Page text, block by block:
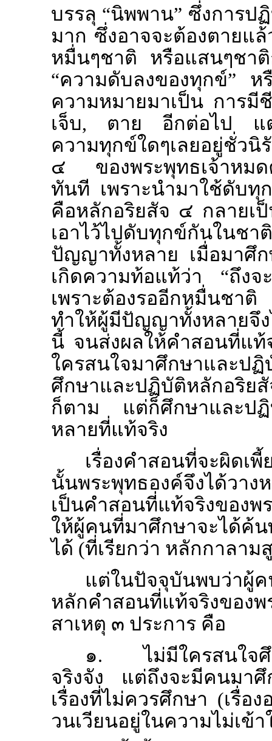
บรรลุ “นิพพาน” ซึ่งการป
มาก ซึ่งอาจจะต้องตายแ
หมื่นๆชาติ หรือแสนๆชา
“ความดับลงของทุกข์”
ความหมายมาเป็น การมี
เจ็บ, ตาย อีกต่อไป แต่
ความทุกข์ใดๆเลยอยู่ชั่ว
๔ ของพระพุทธเจ้าหมด
ทันที เพราะนำมาใช้ดับทุ
คือหลักอริยสัจ ๔ กลายเ
เอาไว้ไปดับทุกข์กันในช
ปัญญาทั้งหลาย เมื่อมาศึ
เกิดความท้อแท้ว่า “ถึงจ
เพราะต้องรออีกหมื่นชา
ทำให้ผู้มีปัญญาทั้งหลายจึ
นี้ จนส่งผลให้คำสอนที่แท้
ใครสนใจมาศึกษาและป
ศึกษาและปฏิบัติหลักอริย
ก็ตาม แต่ก็ศึกษาและปฏิ
หลายที่แท้จริง
เรื่องคำสอนที่จะผิดเ
นั้นพระพุทธองค์จึงได้ว
เป็นคำสอนที่แท้จริงของ
ให้ผู้คนที่มาศึกษาจะได้ค้
ได้ (ที่เรียกว่า หลักกาลาม
แต่ในปัจจุบันพบว่าผู้
หลักคำสอนที่แท้จริงของ
สาเหตุ ๓ ประการ คือ
๑. ไม่มีใครสนใจศึ
จริงจัง แต่ถึงจะมีคนมาศึ
เรื่องที่ไม่ควรศึกษา (เรื่อ
วนเวียนอยู่ในความไม่เข้า